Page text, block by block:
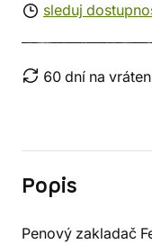
sleduj
60 dní na
Popis
Penový zakladač